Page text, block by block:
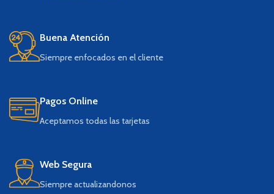
Buena Atención
Siempre enfocados en el cliente
Pagos Online
Aceptamos todas las tarjetas
Web Segura
Siempre actualizandonos